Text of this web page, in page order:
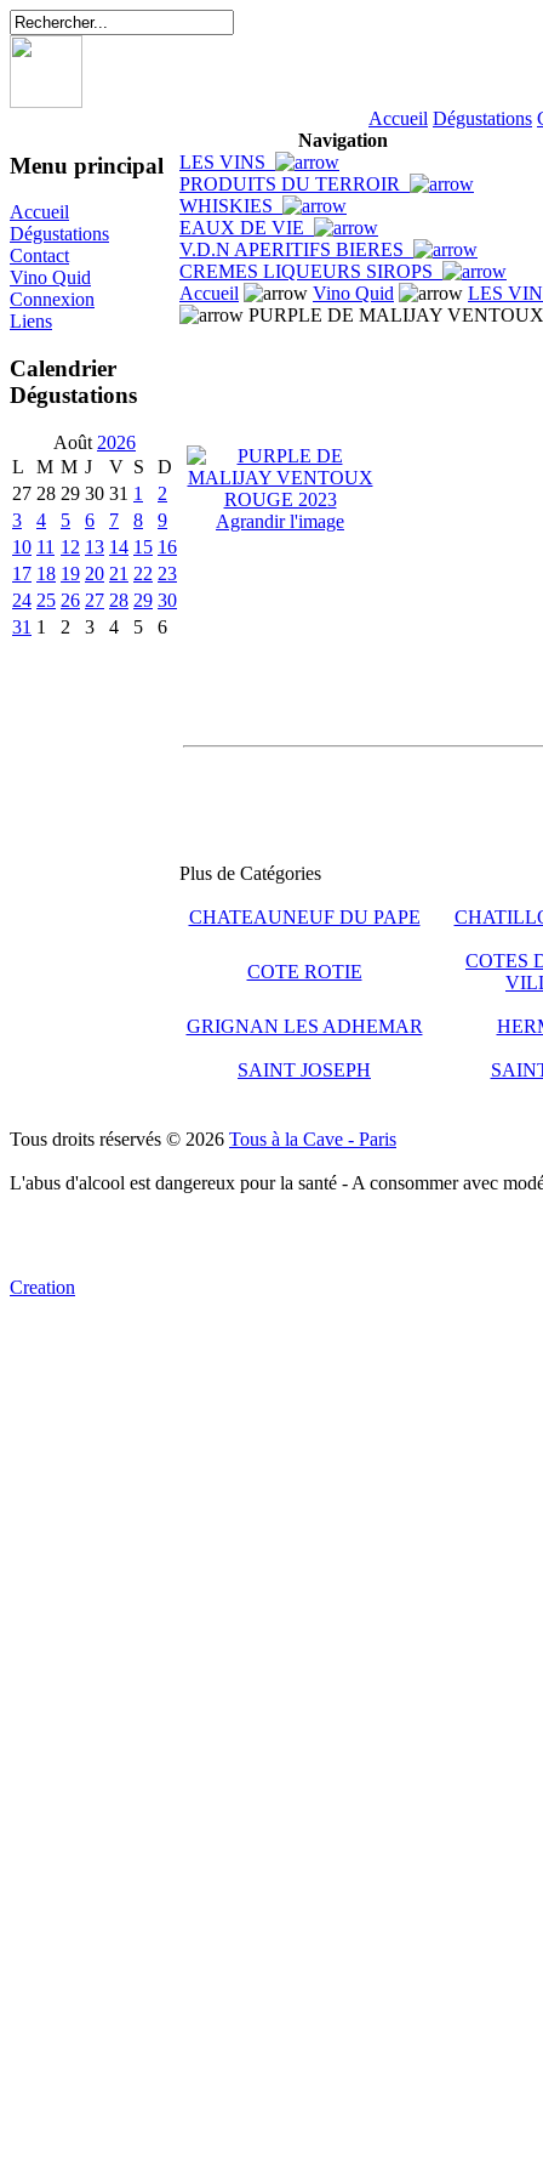
Accueil Dégustations
Menu principal
Accueil
Dégustations
Contact
Vino Quid
Connexion
Liens
Calendrier
Dégustations
Août 2026
L
M M J V S
D
27 28 29 30 31 1
2
3
4 5 6 7 8
9
10 11 12 13 14 15 16
17 18 19 20 21 22 23
24 25 26 27 28 29 30
31 1 2 3 4 5 6
Navigation
LES VINS
PRODUITS DU TERROIR
WHISKIES
EAUX DE VIE
V.D.N APERITIFS BIERES
CREMES LIQUEURS SIROPS
Accueil
Vino Quid
LES
PURPLE DE MALIJAY
Agrandir l'image
Plus de Catégories
CHATEAUNEUF DU PAPE
COTE ROTIE
COTES
GRIGNAN LES ADHEMAR
SAINT JOSEPH
Tous droits réservés © 2026 Tous à la Cave - Paris
L'abus d'alcool est dangereux pour la santé - A consommer avec
Creation